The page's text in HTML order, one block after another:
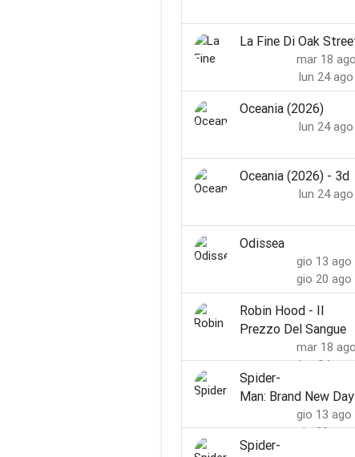
La Fine Di Oak
mar 18 ago
lun 24 ago
Oceania (2026)
lun 24 ago
Oceania (2026) - 3d
lun 24 ago
Odissea
gio 13 ago
gio 20 ago
Robin Hood - Il
Prezzo Del Sangue
mar 18 ago
lun 24 ago
Spider-
Man: Brand New Day
gio 13 ago
gio 20 ago
Spider-